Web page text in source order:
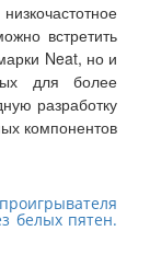
встретить
Neat, но и
для более
разработку
компонентов
белых пятен.